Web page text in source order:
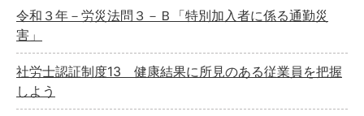
令和３年－労災法問３－Ｂ「特別加入者に係る通勤災
害」
社労士認証制度13 健康結果に所見のある従業員を把握
しよう